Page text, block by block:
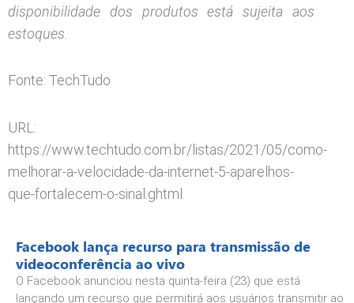
disponibilidade dos produtos está sujeita aos
estoques.
Fonte: TechTudo
URL:
https://www.techtudo.com.br/listas/2021/05/como-
melhorar-a-velocidade-da-internet-5-aparelhos-
que-fortalecem-o-sinal.ghtml
Facebook lança recurso para transmissão de
videoconferência ao vivo
O Facebook anunciou nesta quinta-feira (23) que está
lançando um recurso que permitirá aos usuários transmitir ao